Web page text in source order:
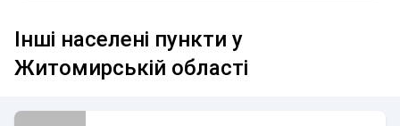
Інші населені пункти у
Житомирській області